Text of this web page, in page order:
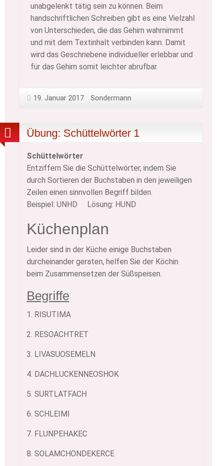
unabgelenkt tätig sein zu können. Beim
handschriftlichen Schreiben gibt es eine Vielzahl
von Unterschieden, die das Gehirn wahrnimmt
und mit dem Textinhalt verbinden kann. Damit
wird das Geschriebene individueller erlebbar und
für das Gehirn somit leichter abrufbar.
19. Januar 2017 Sondermann
Übung: Schüttelwörter 1
Schüttelwörter
Entziffern Sie die Schüttelwörter, indem Sie
durch Sortieren der Buchstaben in den jeweiligen
Zeilen einen sinnvollen Begriff bilden.
Beispiel: UNHD Lösung: HUND
Küchenplan
Leider sind in der Küche einige Buchstaben
durcheinander geraten, helfen Sie der Köchin
beim Zusammensetzen der Süßspeisen.
Begriffe
1. RISUTIMA
2. RESOACHTRET
3. LIVASUOSEMELN
4. DACHLUCKENNEOSHOK
5. SURTLATFACH
6. SCHLEIMI
7. FLUNPEHAKEC
8. SOLAMCHONDEKERCE